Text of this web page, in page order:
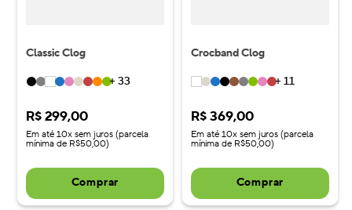
Classic Clog
+ 33
R$299,00
Em até 10x sem juros (parcela
mínima de R$50,00)
Comprar
Crocband Clog
+ 11
R$369,00
Em até 10x sem juros (parcela
mínima de R$50,00)
Comprar